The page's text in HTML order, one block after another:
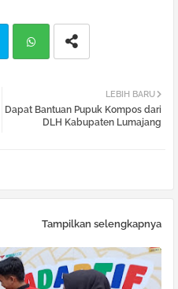
atsa
LEBIH BARU
Dapat Bantuan Pupuk Kompos dari
DLH Kabupaten Lumajang
Tampilkan selengkapnya